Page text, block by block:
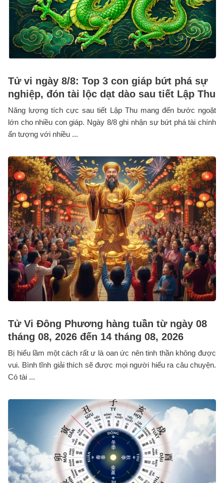
Tử vi ngày 8/8: Top 3 con giáp bứt phá sự
nghiệp, đón tài lộc dạt dào sau tiết Lập Thu
Năng lượng tích cực sau tiết Lập Thu mang đến bước ngoặt
lớn cho nhiều con giáp. Ngày 8/8 ghi nhận sự bứt phá tài chính
ấn tượng với nhiều ...
Tử Vi Đông Phương hàng tuần từ ngày 08
tháng 08, 2026 đến 14 tháng 08, 2026
Bị hiểu lầm một cách rất ư là oan ức nên tinh thần không được
vui. Bình tĩnh giải thích sẽ được mọi người hiểu ra câu chuyện.
Có tài ...